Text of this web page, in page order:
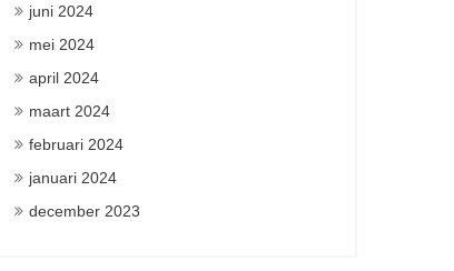
juni 2024
mei 2024
april 2024
maart 2024
februari 2024
januari 2024
december 2023